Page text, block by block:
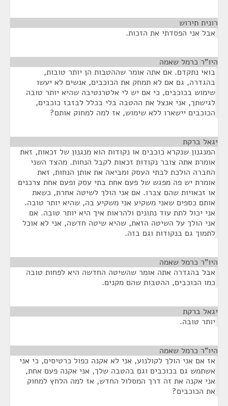
רונית תירוש
אבל אני הפסדתי את הזכות.
היו"ר כרמל שאמה
בואי נתקדם. אם אתה אומר שההטבות הן יותר טובות,
בהגדרה, גם אם לא תמחק את הכוכבים, אנשים לא יעשו
שימוש בכוכבים, כי אם יש לי אלטרנטיבה שהיא יותר טובה
לגישתך, אני אנצל את ההטבה בלי בכלל לבזבז כוכבים,
הכוכבים יישארו ללא שימוש, אז למה למחוק אותם?
יגאל ברקת
המנגנון שנקרא כוכבים או נקודות הוא מנגנון של זכאות, זאת
אומרת אתה צובר נקודות זכאות לקבל הנחות. מהצד השני
החברה הולכת לבתי העסק ומביאה את אותן הנחות, זאת
אומרת יש פה מפגש של פעם אחת בתי עסק ופעם אחת צרכנים
או זכאויות שהם צברו. אם אני הולך לשיטה אחרת, כשאת
אותם כספים שאני משקיע אני משקיע בה, שהיא יותר טובה.
אני יכול לתת עוד נתונים ולהראות איך היא יותר טובה. אם
אני הולך על השיטה הזאת, שהיא שיטה חדשה, אני לא אוכל
לתמוך גם בנקודות וגם בזה.
היו"ר כרמל שאמה
אבל בהגדרה אתה אומר שהשיטה החדשה היא לפחות טובה
כמו הכוכבים, ההטבות שהם מקנים.
יגאל ברקת
יותר טובה.
היו"ר כרמל שאמה
אז אם אני הולך לקולנוע, אני לא אקנה כפול כרטיסים, כי אני
אשתמש גם בכוכבים וגם בהטבה שלך, אני אקנה פעם אחת,
אני אקנה את זה דרך המסלול החדש, אז למה הלחץ למחוק
את הכוכבים?